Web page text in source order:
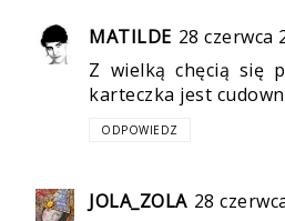
MATILDE 28 czerwca
Z wielką chęcią się
karteczka jest
ODPOWIEDZ
JOLA_ZOLA 28